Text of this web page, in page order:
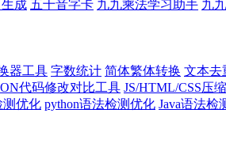
成 五十音字卡 九九乘法学习助手 九
器工具 字数统计 简体繁体转换 文本去
代码修改对比工具 JS/HTML/CSS压
测优化 python语法检测优化 Java语法检